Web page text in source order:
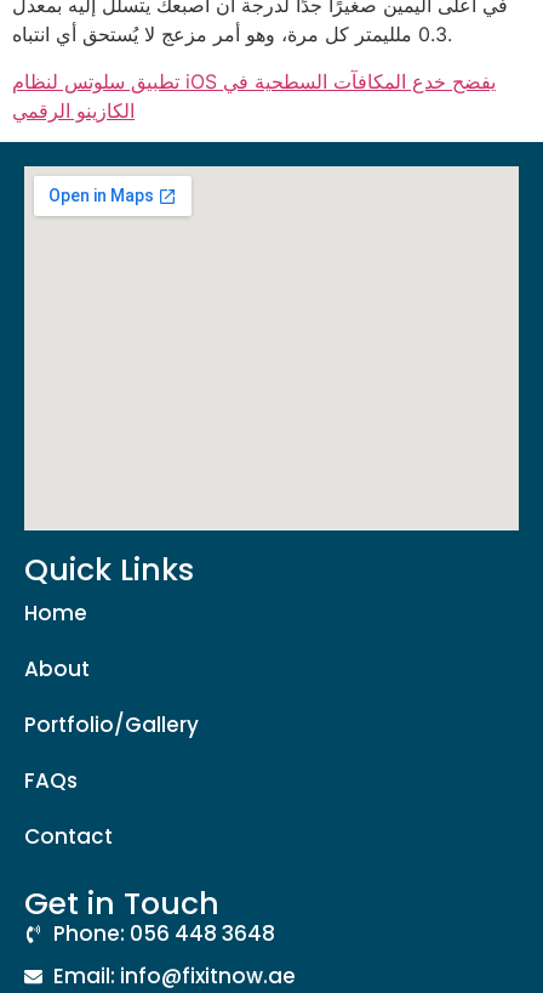
في أعلى اليمين صغيرًا جدًا لدرجة أن أصبعك يتسلل إليه بمعدل
0.3 ملليمتر كل مرة، وهو أمر مزعج لا يُستحق أي انتباه.
تطبيق سلوتس لنظام iOS يفضح خدع المكافآت السطحية في
الكازينو الرقمي
Quick Links
Home
About
Portfolio/Gallery
FAQs
Contact
Get in Touch
Phone: 056 448 3648
Email: info@fixitnow.ae